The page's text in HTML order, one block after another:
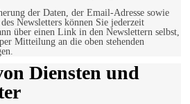
der Daten, der Email-Adresse sowie
Newsletters können Sie jederzeit
über einen Link in den Newslettern selbst,
Mitteilung an die oben stehenden
Diensten und